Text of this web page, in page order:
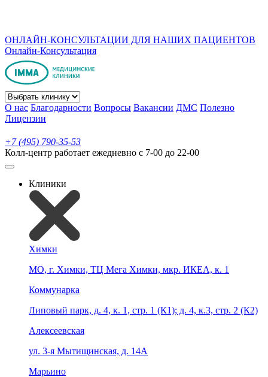
ОНЛАЙН-КОНСУЛЬТАЦИИ ДЛЯ НАШИХ ПАЦИЕНТОВ
Онлайн-Консультация
О нас Благодарности Вопросы Вакансии ДМС Полезно
Лицензии
+7 (495) 790-35-53
Колл-центр работает ежедневно с 7-00 до 22-00
Клиники
Химки
МО, г. Химки, ТЦ Мега Химки, мкр. ИКЕА, к. 1
Коммунарка
Липовый парк, д. 4, к. 1, стр. 1 (К1); д. 4, к.3, стр. 2 (К2)
Алексеевская
ул. 3-я Мытищинская, д. 14А
Марьино